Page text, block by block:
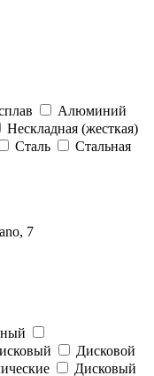
Алюминий
Нескладная (жесткая)
Сталь
Стальная
7
Дисковой
Дисковый